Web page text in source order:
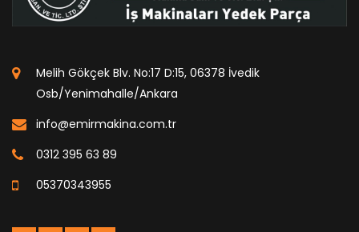
Melih Gökçek Blv. No:17 D:15, 06378 İvedik
Osb/Yenimahalle/Ankara
info@emirmakina.com.tr
0312 395 63 89
05370343955